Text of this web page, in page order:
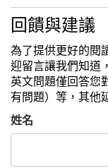
回饋與建議
為了提供更好的閱
迎留言讓我們知道
英文問題僅回答您
有問題）等，其他
姓名